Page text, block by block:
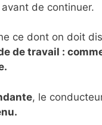
de continuer.
ce dont on doit
de travail :
, le